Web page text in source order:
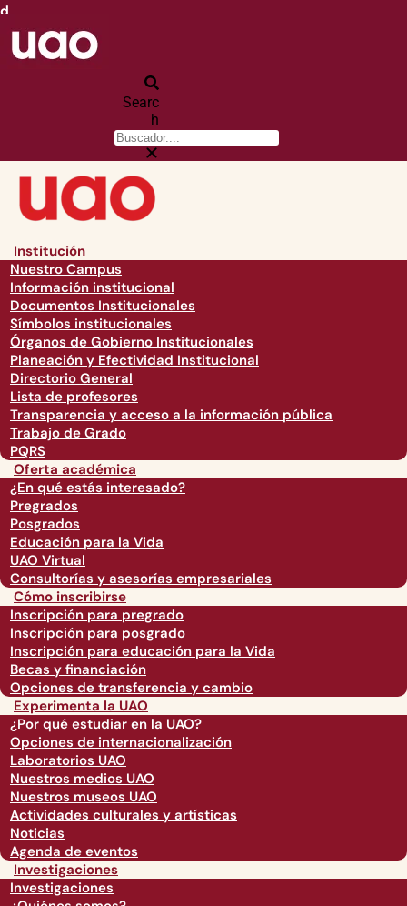
d
Searc
h
Institución
Nuestro Campus
Información institucional
Documentos Institucionales
Símbolos institucionales
Órganos de Gobierno Institucionales
Planeación y Efectividad Institucional
Directorio General
Lista de profesores
Transparencia y acceso a la información pública
Trabajo de Grado
PQRS
Oferta académica
¿En qué estás interesado?
Pregrados
Posgrados
Educación para la Vida
UAO Virtual
Consultorías y asesorías empresariales
Cómo inscribirse
Inscripción para pregrado
Inscripción para posgrado
Inscripción para educación para la Vida
Becas y financiación
Opciones de transferencia y cambio
Experimenta la UAO
¿Por qué estudiar en la UAO?
Opciones de internacionalización
Laboratorios UAO
Nuestros medios UAO
Nuestros museos UAO
Actividades culturales y artísticas
Noticias
Agenda de eventos
Investigaciones
Investigaciones